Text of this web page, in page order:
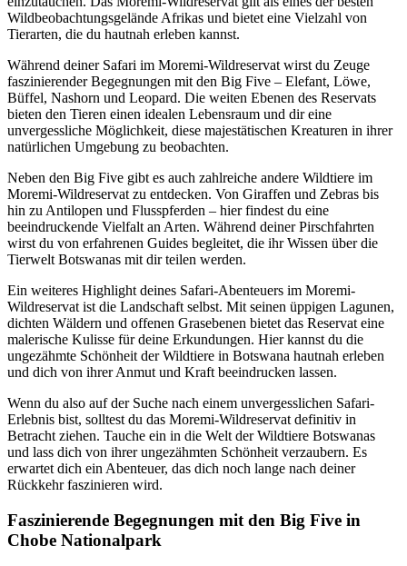
Wildbeobachtungsgelände Afrikas und bietet eine Vielzahl von
Tierarten, die du hautnah erleben kannst.
Während deiner Safari im Moremi-Wildreservat wirst du Zeuge
faszinierender Begegnungen mit den Big Five – Elefant, Löwe,
Büffel, Nashorn und Leopard. Die weiten Ebenen des Reservats
bieten den Tieren einen idealen Lebensraum und dir eine
unvergessliche Möglichkeit, diese majestätischen Kreaturen in ihrer
natürlichen Umgebung zu beobachten.
Neben den Big Five gibt es auch zahlreiche andere Wildtiere im
Moremi-Wildreservat zu entdecken. Von Giraffen und Zebras bis
hin zu Antilopen und Flusspferden – hier findest du eine
beeindruckende Vielfalt an Arten. Während deiner Pirschfahrten
wirst du von erfahrenen Guides begleitet, die ihr Wissen über die
Tierwelt Botswanas mit dir teilen werden.
Ein weiteres Highlight deines Safari-Abenteuers im Moremi-
Wildreservat ist die Landschaft selbst. Mit seinen üppigen Lagunen,
dichten Wäldern und offenen Grasebenen bietet das Reservat eine
malerische Kulisse für deine Erkundungen. Hier kannst du die
ungezähmte Schönheit der Wildtiere in Botswana hautnah erleben
und dich von ihrer Anmut und Kraft beeindrucken lassen.
Wenn du also auf der Suche nach einem unvergesslichen Safari-
Erlebnis bist, solltest du das Moremi-Wildreservat definitiv in
Betracht ziehen. Tauche ein in die Welt der Wildtiere Botswanas
und lass dich von ihrer ungezähmten Schönheit verzaubern. Es
erwartet dich ein Abenteuer, das dich noch lange nach deiner
Rückkehr faszinieren wird.
Faszinierende Begegnungen mit den Big Five in
Chobe Nationalpark